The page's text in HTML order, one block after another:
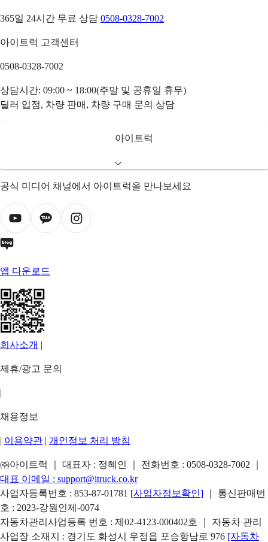
365일 24시간 무료 상담 0508-0328-7002
아이트럭 고객센터
0508-0328-7002
상담시간: 09:00 ~ 18:00(주말 및 공휴일 휴무)
딜러 입점, 차량 판매, 차량 구매 문의 상담
아이트럭
공식 미디어 채널에서 아이트럭을 만나보세요
앱 다운로드
회사소개 |
제휴/광고 문의
|
채용정보
| 이용약관 | 개인정보 처리 방침
㈜아이트럭 ｜ 대표자 : 정혜인 ｜ 전화번호 : 0508-0328-7002
대표 이메일 : support@itruck.co.kr
사업자등록번호 : 853-87-01781 [사업자정보확인]
｜ 통신판매번
호 : 2023-강원인제-0074
자동차관리사업등록 번호 : 제02-4123-000402호 ｜ 자동차 관리
사업장 소재지 : 경기도 화성시 우정읍 포승항남로 976 [자동차